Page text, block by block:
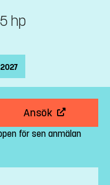
hp
Ansök
för sen anmälan